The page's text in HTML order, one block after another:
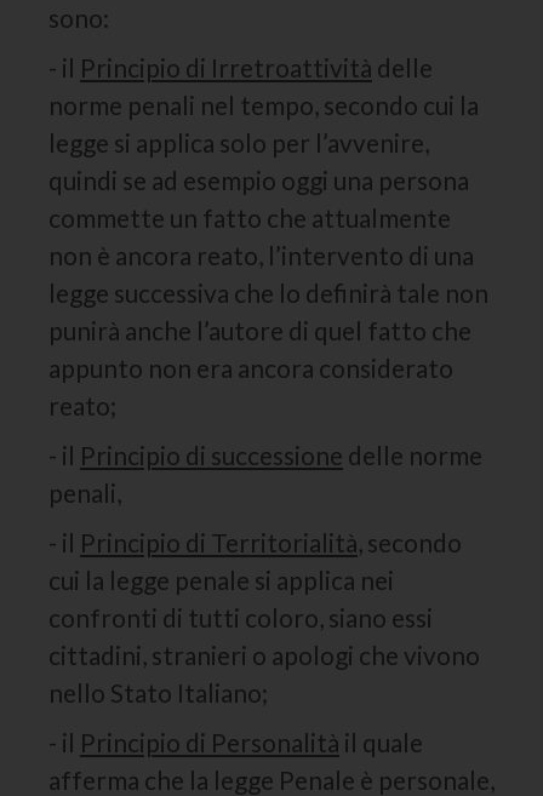
sono:
- il Principio di Irretroattività delle
norme penali nel tempo, secondo cui la
legge si applica solo per l’avvenire,
quindi se ad esempio oggi una persona
commette un fatto che attualmente
non è ancora reato, l’intervento di una
legge successiva che lo definirà tale non
punirà anche l’autore di quel fatto che
appunto non era ancora considerato
reato;
- il Principio di successione delle norme
penali,
- il Principio di Territorialità, secondo
cui la legge penale si applica nei
confronti di tutti coloro, siano essi
cittadini, stranieri o apologi che vivono
nello Stato Italiano;
- il Principio di Personalità il quale
afferma che la legge Penale è personale,